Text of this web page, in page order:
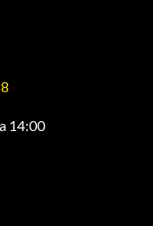
14:00